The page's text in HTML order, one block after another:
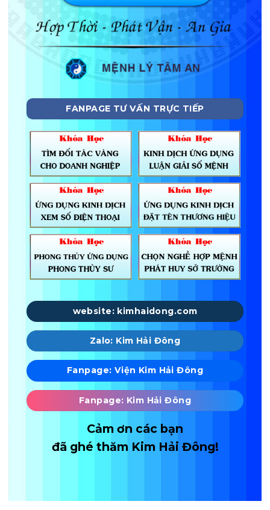
FANPAGE TƯ VẤN TRỰC TIẾP
website: kimhaidong.com
Zalo: Kim Hải Đông
Fanpage: Viện Kim Hải Đông
Fanpage: Kim Hải Đông
Cảm ơn các bạn
đã ghé thăm Kim Hải Đông!